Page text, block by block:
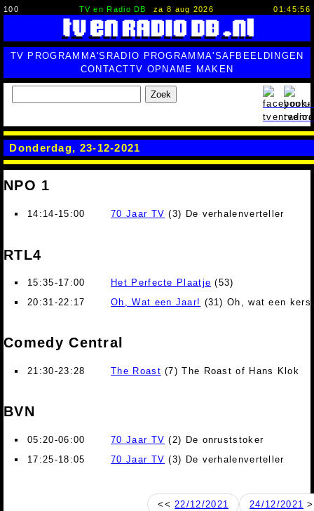
100 TV en Radio DB za 8 aug 2026 01:45:57
TV PROGRAMMA'S RADIO PROGRAMMA'SAFBEELDINGEN
CONTACTTV OPNAME MAKEN
Zoek
Donderdag, 23-12-2021
NPO 1
14:14-15:00 70 Jaar TV (3) De verhalenverteller
RTL4
15:35-17:00 Het Perfecte Plaatje (53)
20:31-22:17
Oh, Wat een Jaar! (31) Oh, wat een
Comedy Central
21:30-23:28 The Roast (7) The Roast of Hans Klok
BVN
05:20-06:00 70 Jaar TV (2) De onruststoker
17:25-18:05
70 Jaar TV (3) De verhalenverteller
<<22/12/2021 24/12/2021